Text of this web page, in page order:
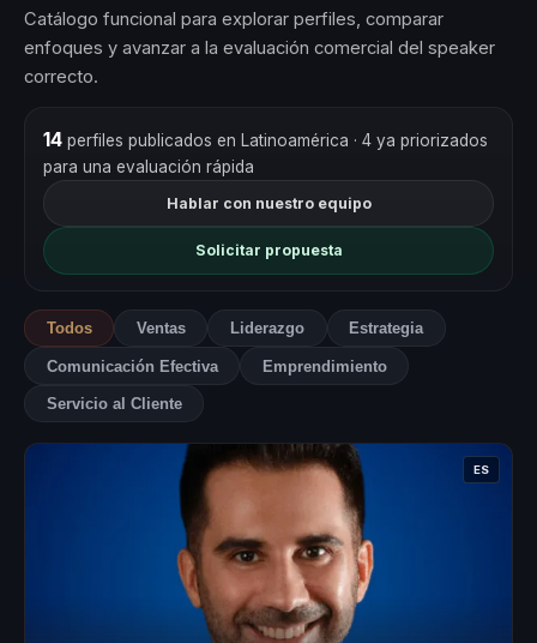
Catálogo funcional para explorar perfiles, comparar
enfoques y avanzar a la evaluación comercial del speaker
correcto.
14perfiles publicados en Latinoamérica · 4 ya priorizados
para una evaluación rápida
Hablar con nuestro equipo
Solicitar propuesta
Todos Ventas Liderazgo Estrategia
Comunicación Efectiva Emprendimiento
Servicio al Cliente
ES